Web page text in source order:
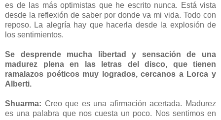
es de las más optimistas que he escrito nunca. Está vista
desde la reflexión de saber por donde va mi vida. Todo con
reposo. La alegría hay que hacerla desde la explosión de
los sentimientos.
Se desprende mucha libertad y sensación de una
madurez plena en las letras del disco, que tienen
ramalazos poéticos muy logrados, cercanos a Lorca y
Alberti.
Shuarma: Creo que es una afirmación acertada. Madurez
es una palabra que nos cuesta un poco. Nos sentimos en